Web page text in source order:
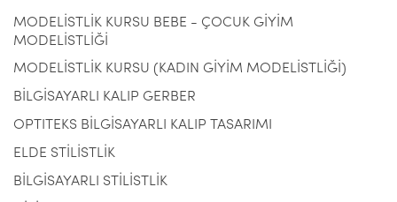
MODELİSTLİK KURSU BEBE - ÇOCUK GİYİM
MODELİSTLİĞİ
MODELİSTLİK KURSU (KADIN GİYİM MODELİSTLİĞİ)
BİLGİSAYARLI KALIP GERBER
OPTITEKS BİLGİSAYARLI KALIP TASARIMI
ELDE STİLİSTLİK
BİLGİSAYARLI STİLİSTLİK